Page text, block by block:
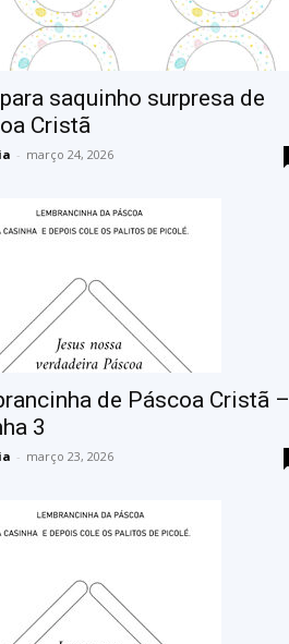
saquinho surpresa de
Cristã
- março 24, 2026
de Páscoa Cristã –
3
- março 23, 2026